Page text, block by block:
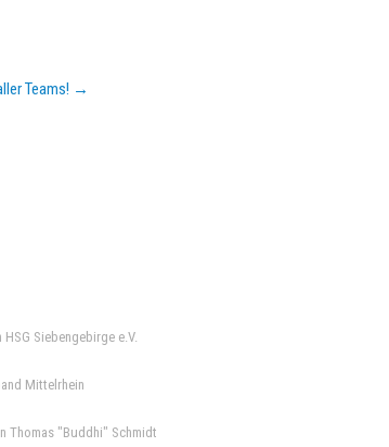
Teams! →
HSG Siebengebirge e.V.
Mittelrhein
Thomas "Buddhi" Schmidt